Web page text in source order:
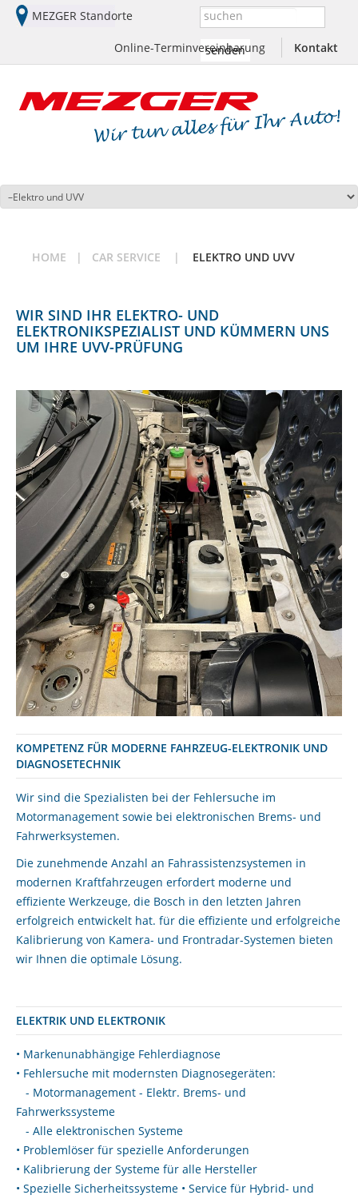
MEZGER Standorte Suchen:
Online-Terminvereinbarung Kontakt
HOME CAR SERVICE ELEKTRO UND UVV
WIR SIND IHR ELEKTRO- UND
ELEKTRONIKSPEZIALIST UND KÜMMERN UNS
UM IHRE UVV-PRÜFUNG
KOMPETENZ FÜR MODERNE FAHRZEUG-ELEKTRONIK UND
DIAGNOSETECHNIK
Wir sind die Spezialisten bei der Fehlersuche im
Motormanagement sowie bei elektronischen Brems- und
Fahrwerksystemen.
Die zunehmende Anzahl an Fahrassistenzsystemen in
modernen Kraftfahrzeugen erfordert moderne und
effiziente Werkzeuge, die Bosch in den letzten Jahren
erfolgreich entwickelt hat. für die effiziente und erfolgreiche
Kalibrierung von Kamera- und Frontradar-Systemen bieten
wir Ihnen die optimale Lösung.
ELEKTRIK UND ELEKTRONIK
• Markenunabhängige Fehlerdiagnose
• Fehlersuche mit modernsten Diagnosegeräten:
- Motormanagement - Elektr. Brems- und
Fahrwerkssysteme
- Alle elektronischen Systeme
• Problemlöser für spezielle Anforderungen
• Kalibrierung der Systeme für alle Hersteller
• Spezielle Sicherheitssysteme • Service für Hybrid- und